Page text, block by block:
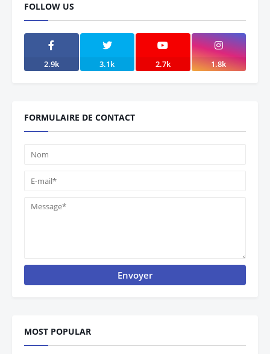
FOLLOW US
2.9k 3.1k 2.7k 1.8k
FORMULAIRE DE CONTACT
MOST POPULAR